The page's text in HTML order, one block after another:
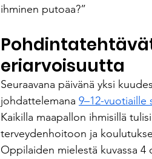
ihminen putoaa?”
eriarvoisuutta
Seuraavana päivänä yksi
johdattelemana 9–12-vuotiaille
Kaikilla maapallon ihmisillä
terveydenhoitoon ja
Oppilaiden mielestä kuvassa